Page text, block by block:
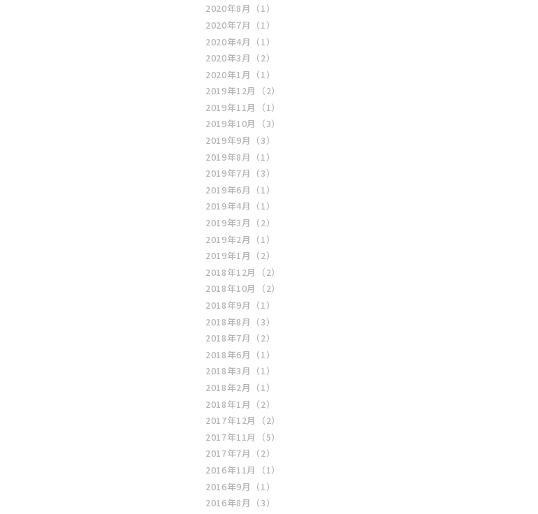
2020年8月 （1）
2020年7月 （1）
2020年4月 （1）
2020年3月 （2）
2020年1月 （1）
2019年12月
（2）
2019年11月
（1）
2019年10月
（3）
2019年9月 （3）
2019年8月 （1）
2019年7月 （3）
2019年6月 （1）
2019年4月 （1）
2019年3月 （2）
2019年2月 （1）
2019年1月 （2）
2018年12月
（2）
2018年10月
（2）
2018年9月 （1）
2018年8月 （3）
2018年7月 （2）
2018年6月 （1）
2018年3月 （1）
2018年2月 （1）
2018年1月 （2）
2017年12月
（2）
2017年11月
（5）
2017年7月 （2）
2016年11月
（1）
2016年9月 （1）
2016年8月 （3）